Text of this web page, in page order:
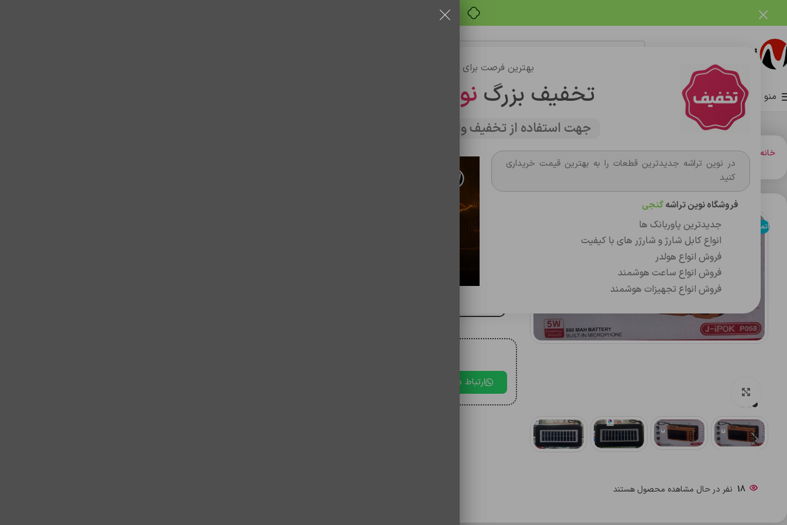
بهترین فرصت برای خرید
تخفیف بزرگ نوین تراشه
جهت استفاده از تخفیف وارد سایت شوید
در نوین تراشه جدیدترین قطعات را به بهترین قیمت خریداری
کنید
فروشگاه نوین تراشهگنجی
جدیدترین پاوربانک ها
انواع کابل شارژ و شارژر های با کیفیت
فروش انواع هولدر
فروش انواع ساعت هوشمند
فروش انواع تجهیزات هوشمند
منو صفحه اصلیفروشگاهوبلاگ
خانه اسپيکر شارژي اسپيکر ها اسپيکر رادیویی J-iPOK مدل p058
اتمام موجودی
18 نفر در حال مشاهده محصول هستند
اسپيکر رادیویی J-iPOK مدل p058
ارتباط در بله
فروشگاه نوین تراشه گنجی